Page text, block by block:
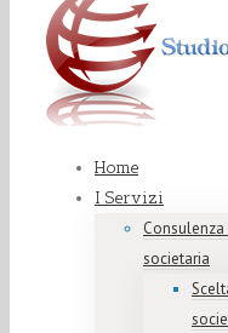
Home
I Servizi
societaria